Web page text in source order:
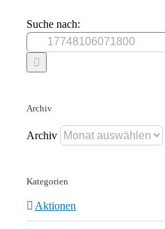
Suche nach:
Archiv
Archiv
Kategorien
Aktionen